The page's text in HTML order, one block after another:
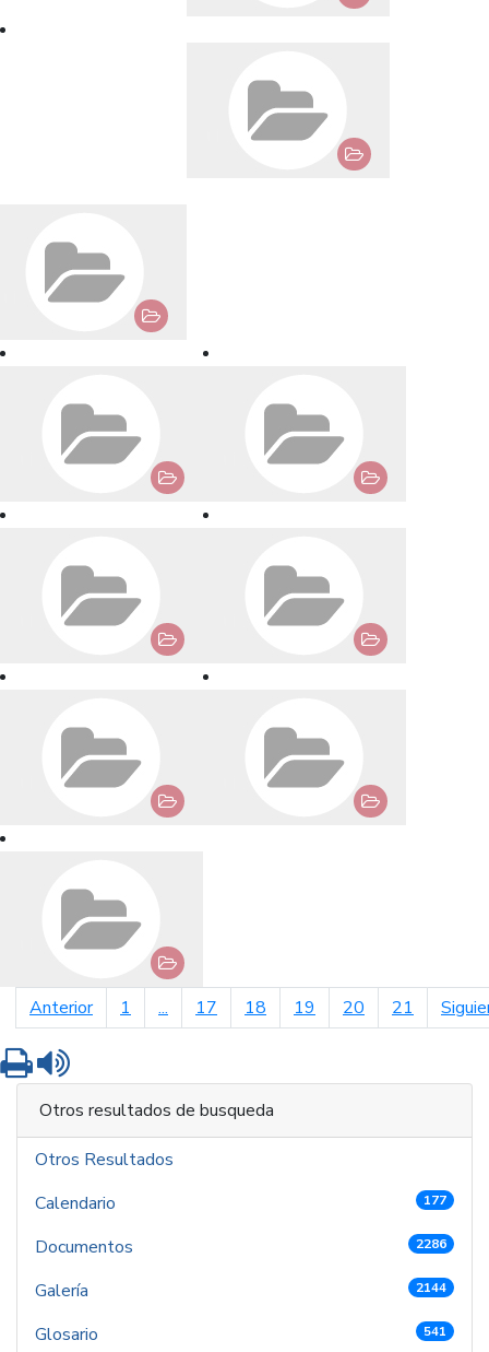
Anteriorpágina anterior
1 ... 17 18 19 20 21
Imprimir
Otros resultados de busqueda
Otros Resultados
Calendario
177
Documentos 2286
Galería 2144
Glosario 541